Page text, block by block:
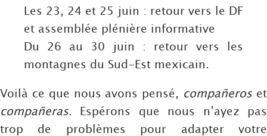
Les 23, 24 et 25 juin : retour vers le DF
et assemblée plénière informative
Du 26 au 30 juin : retour vers les
montagnes du Sud-Est mexicain.
Voilà ce que nous avons pensé, compañeros et
compañeras. Espérons que nous n’ayez pas
trop de problèmes pour adapter votre